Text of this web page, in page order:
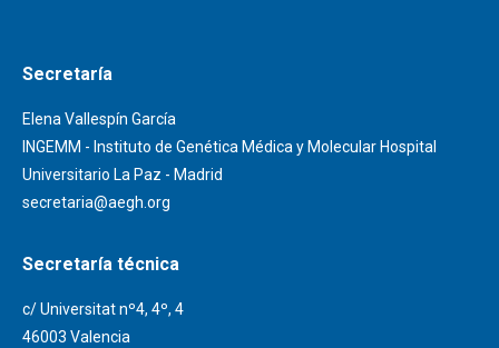
Secretaría
Elena Vallespín García
INGEMM - Instituto de Genética Médica y Molecular Hospital
Universitario La Paz - Madrid
secretaria@aegh.org
Secretaría técnica
c/ Universitat nº4, 4º, 4
46003 Valencia